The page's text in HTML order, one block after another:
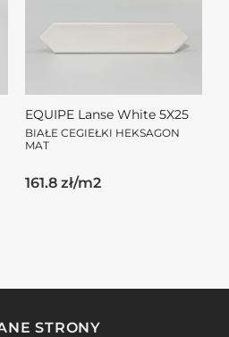
EQUIPE Lanse White 5X25
BIAŁE CEGIEŁKI HEKSAGON
MAT
161.8 zł/m2
STRONY